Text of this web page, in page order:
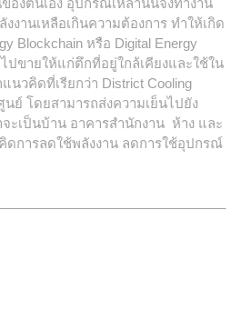
งานเหลือเกินความต้องการ ทำให้เกิด
Blockchain หรือ Digital Energy
ปขายให้แก่ตึกที่อยู่ใกล้เคียงและใช้ใน
นวคิดที่เรียกว่า District Cooling
ย์ โดยสามารถส่งความเย็นไปยัง
ะเป็นบ้าน อาคารสำนักงาน ห้าง และ
ดการลดใช้พลังงาน ลดการใช้อุปกรณ์